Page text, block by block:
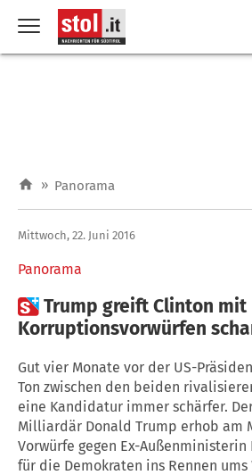
» Panorama
Panorama
Mittwoch, 22. Juni 2016
Trump greift Clinton mit
Korruptionsvorwürfen
Gut vier Monate vor der US-
Ton zwischen den beiden
eine Kandidatur immer schärfer.
Milliardär Donald Trump erhob am
Vorwürfe gegen Ex-
für die Demokraten ins Rennen ums